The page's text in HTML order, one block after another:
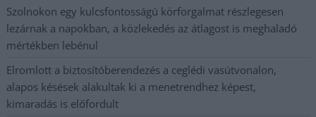
Szolnokon egy kulcsfontosságú körforgalmat részlegesen
lezárnak a napokban, a közlekedés az átlagost is meghaladó
mértékben lebénul
Elromlott a biztosítóberendezés a ceglédi vasútvonalon,
alapos késések alakultak ki a menetrendhez képest,
kimaradás is előfordult